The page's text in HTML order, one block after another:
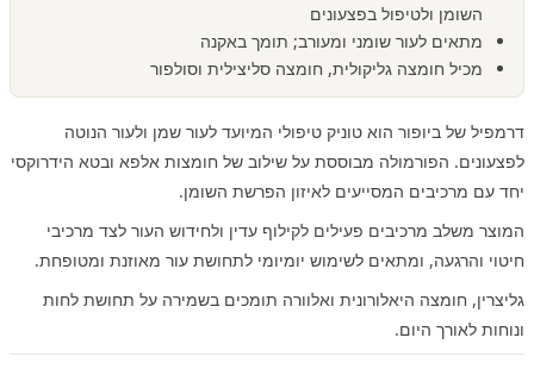
השומן ולטיפול בפצעונים
מתאים לעור שומני ומעורב; תומך באקנה
מכיל חומצה גליקולית, חומצה סליצילית וסולפור
דרמפיל של ביופור הוא טוניק טיפולי המיועד לעור שמן ולעור הנוטה
לפצעונים. הפורמולה מבוססת על שילוב של חומצות אלפא ובטא הידרוקסי
יחד עם מרכיבים המסייעים לאיזון הפרשת השומן.
המוצר משלב מרכיבים פעילים לקילוף עדין ולחידוש העור לצד מרכיבי
חיטוי והרגעה, ומתאים לשימוש יומיומי לתחושת עור מאוזנת ומטופחת.
גליצרין, חומצה היאלורונית ואלוורה תומכים בשמירה על תחושת לחות
ונוחות לאורך היום.